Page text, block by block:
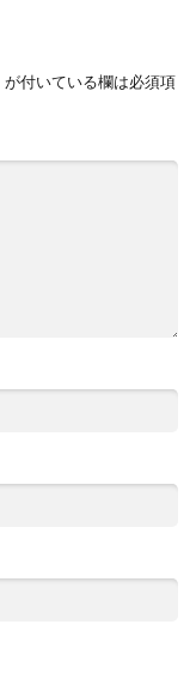
が付いている欄は必須項